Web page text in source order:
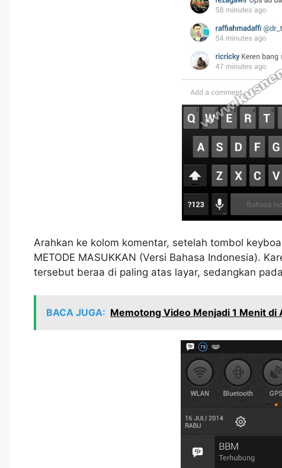
Arahkan ke kolom komentar, setelah tombol
METODE MASUKKAN (Versi Bahasa Indonesia).
tersebut beraa di paling atas layar, sedangkan
BACA JUGA: Memotong Video Menjadi 1 Menit